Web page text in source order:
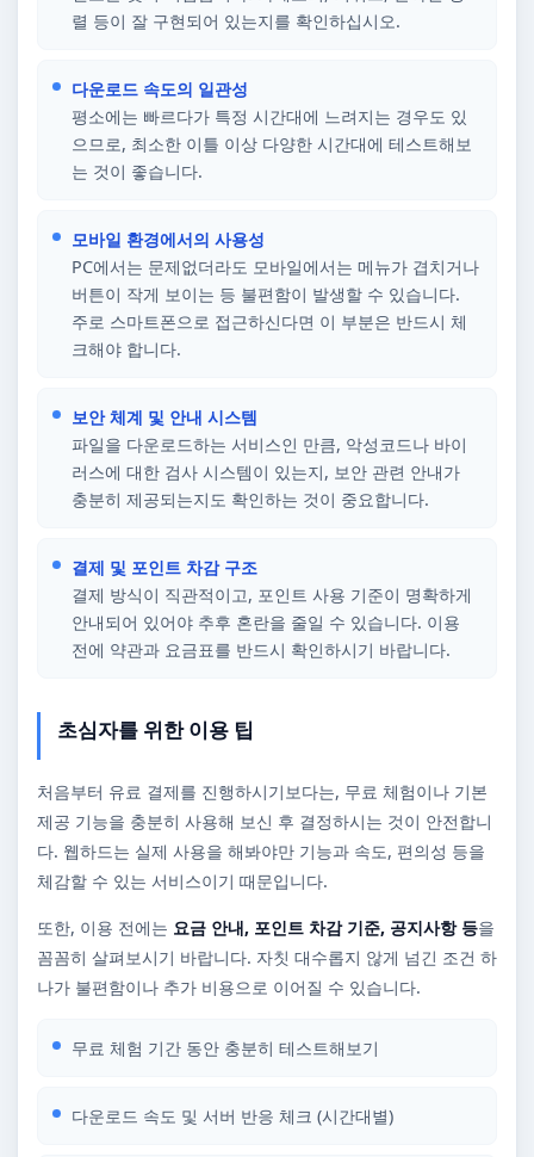
렬 등이 잘 구현되어 있는지를 확인하십시오.
다운로드 속도의 일관성
평소에는 빠르다가 특정 시간대에 느려지는 경우도 있
으므로, 최소한 이틀 이상 다양한 시간대에 테스트해보
는 것이 좋습니다.
모바일 환경에서의 사용성
PC에서는 문제없더라도 모바일에서는 메뉴가 겹치거나
버튼이 작게 보이는 등 불편함이 발생할 수 있습니다.
주로 스마트폰으로 접근하신다면 이 부분은 반드시 체
크해야 합니다.
보안 체계 및 안내 시스템
파일을 다운로드하는 서비스인 만큼, 악성코드나 바이
러스에 대한 검사 시스템이 있는지, 보안 관련 안내가
충분히 제공되는지도 확인하는 것이 중요합니다.
결제 및 포인트 차감 구조
결제 방식이 직관적이고, 포인트 사용 기준이 명확하게
안내되어 있어야 추후 혼란을 줄일 수 있습니다. 이용
전에 약관과 요금표를 반드시 확인하시기 바랍니다.
초심자를 위한 이용 팁
처음부터 유료 결제를 진행하시기보다는, 무료 체험이나 기본
제공 기능을 충분히 사용해 보신 후 결정하시는 것이 안전합니
다. 웹하드는 실제 사용을 해봐야만 기능과 속도, 편의성 등을
체감할 수 있는 서비스이기 때문입니다.
또한, 이용 전에는 요금 안내, 포인트 차감 기준, 공지사항 등을
꼼꼼히 살펴보시기 바랍니다. 자칫 대수롭지 않게 넘긴 조건 하
나가 불편함이나 추가 비용으로 이어질 수 있습니다.
무료 체험 기간 동안 충분히 테스트해보기
다운로드 속도 및 서버 반응 체크 (시간대별)